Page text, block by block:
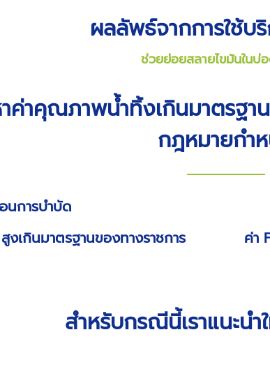
ผลลัพธ์จากการใช้บริ
ช่วยย่อยสลายไขมันในบ่
าคุณภาพน้ำทิ้งเกินมาตรฐา
กฎหมายกำ
นการบำบัด
งเกินมาตรฐานของทางราชการ
ค่า
สำหรับกรณีนี้เราแนะน